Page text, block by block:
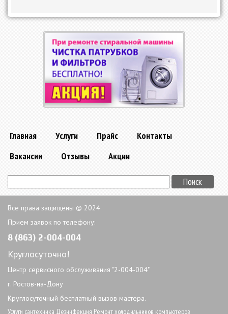
Главная Услуги Прайс
Контакты
Вакансии
Отзывы Акции
Все права защищены © 2024
Прием заявок по телефону:
8 (863) 2-004-004
Круглосуточно!
Центр сервисного обслуживания "2-004-004"
г. Ростов-на-Дону
Круглосуточный бесплатный вызов мастера.
Услуги сантехника Дезинфекция Ремонт холодильников,компьютеров